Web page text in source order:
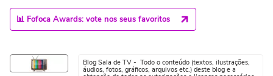
📊 Fofoca Awards: vote nos seus favoritos
Blog Sala de TV - Todo o conteúdo (textos, ilustrações,
áudios, fotos, gráficos, arquivos etc.) deste blog e a